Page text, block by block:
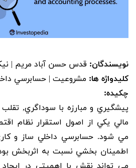
نویسندگان: قدس حسن آباد مريم |
کلیدواژه ها: مشروعيت | حسابرسي
چکیده:
پيشگيري و مبارزه با سوداگري,
مالي يکي از اصول استقرار نظام
مي شود. حسابرسي داخلي ساز و
اطمينان بخشي نسبت به اثربخش